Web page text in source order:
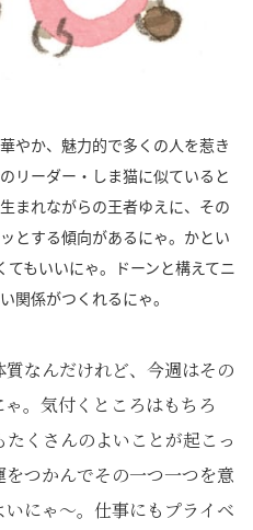
か、魅力的で多くの人を惹き
リーダー・しま猫に似ていると
まれながらの王者ゆえに、その
とする傾向があるにゃ。かとい
もいいにゃ。ドーンと構えてニ
関係がつくれるにゃ。
なんだけれど、今週はその
。気付くところはもちろ
くさんのよいことが起こっ
つかんでその一つ一つを意
にゃ～。仕事にもプライベ